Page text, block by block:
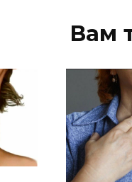
Вам